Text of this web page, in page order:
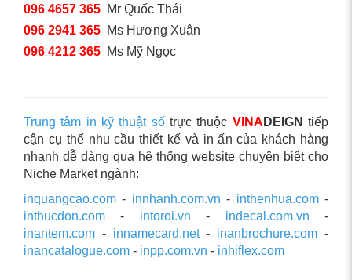
096 4657 365 Mr Quốc Thái
096 2941 365 Ms Hương Xuân
096 4212 365 Ms Mỹ Ngọc
Trung tâm in kỹ thuật sốtrực thuộc VINA DEIGN tiếp
cận cụ thể nhu cầu thiết kế và in ấn của khách hàng
nhanh dễ dàng qua hệ thống website chuyên biệt cho
Niche Market ngành:
inquangcao.com - innhanh.com.vn - inthenhua.com-
inthucdon.com - intoroi.vn - indecal.com.vn -
inantem.com - innamecard.net- inanbrochure.com -
inancatalogue.com - inpp.com.vn - inhiflex.com